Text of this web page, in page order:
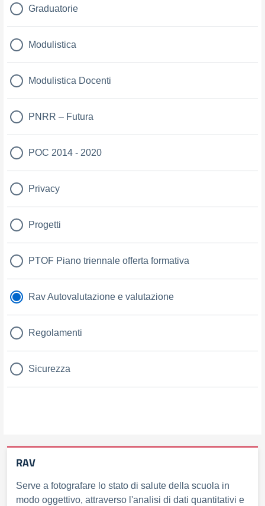
Graduatorie
Modulistica
Modulistica Docenti
PNRR – Futura
POC 2014 - 2020
Privacy
Progetti
PTOF Piano triennale offerta formativa
Rav Autovalutazione e valutazione
Regolamenti
Sicurezza
RAV
Serve a fotografare lo stato di salute della scuola in
modo oggettivo, attraverso l'analisi di dati quantitativi e